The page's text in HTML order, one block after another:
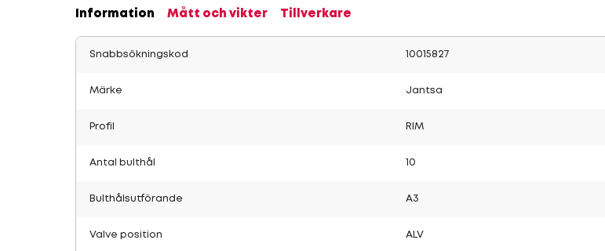
Information Mått och vikter Tillverkare
Snabbsökningskod 10015827
Märke Jantsa
Profil RIM
Antal bulthål 10
Bulthålsutförande A3
Valve position ALV